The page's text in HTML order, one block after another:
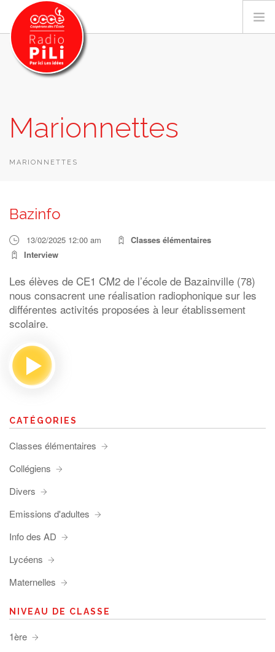
GRILLE DES PROGRAMMES
EMISSIONS / PODCASTS
RECHERCHER
Marionnettes
MARIONNETTES
Bazinfo
13/02/2025 12:00 am
Classes élémentaires
Interview
Les élèves de CE1 CM2 de l’école de Bazainville (78)
nous consacrent une réalisation radiophonique sur les
différentes activités proposées à leur établissement
scolaire.
CATÉGORIES
Classes élémentaires
Collégiens
Divers
Emissions d'adultes
Info des AD
Lycéens
Maternelles
NIVEAU DE CLASSE
1ère